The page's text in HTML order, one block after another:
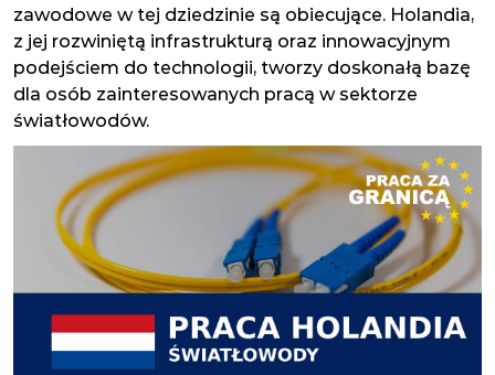
zawodowe w tej dziedzinie są obiecujące. Holandia,
z jej rozwiniętą infrastrukturą oraz innowacyjnym
podejściem do technologii, tworzy doskonałą bazę
dla osób zainteresowanych pracą w sektorze
światłowodów.